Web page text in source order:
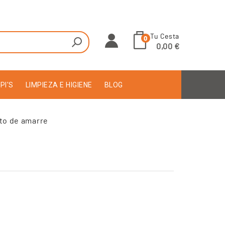
Tu Cesta
0
0,00 €
LIMPIEZA E HIGIENE BLOG
de amarre